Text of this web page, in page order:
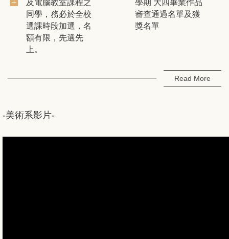
及電腦教室課程之
同學，務必於全校
選課時段加選，名
額有限，先選先
上。
學期 大四畢業作品
審查通過名單及獲
獎名單
Read More
-美術系影片-